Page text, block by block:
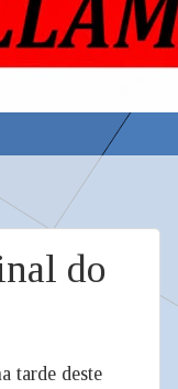
do
tarde deste